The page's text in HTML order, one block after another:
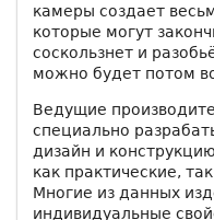
камеры создает
которые могут
соскользнет и
можно будет потом
Ведущие
специально
дизайн и
как практические,
Многие из данных
индивидуальные